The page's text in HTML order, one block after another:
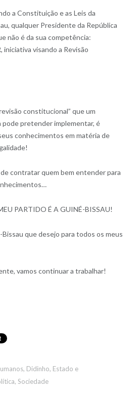
a Constituição e as Leis da
qualquer Presidente da República
não é da sua competência:
iniciativa visando a Revisão
constitucional” que um
pode pretender implementar, é
conhecimentos em matéria de
contratar quem bem entender para
PARTIDO É A GUINÉ-BISSAU!
que desejo para todos os meus
vamos continuar a trabalhar!
, Didinho, Estado e
, Sociedade